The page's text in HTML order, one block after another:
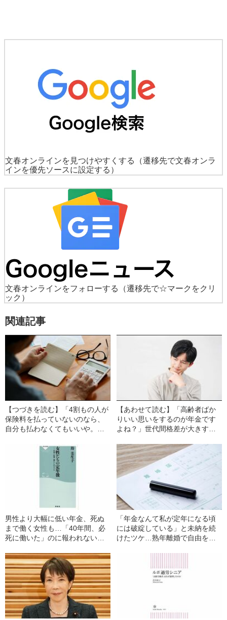
文春オンラインを見つけやすくする
（遷移先で文春オンラ
インを優先ソースに設定する）
文春オンラインをフォローする
（遷移先で☆マークをクリ
ック）
関連記事
【つづきを読む】「4割もの人が
保険料を払っていないのなら、
自分も払わなくてもいいや。何
いなかった人の悲しい末路
【あわせて読む】「高齢者ばか
りいい思いをするのが年金です
よね？」世代間格差が大きすぎ
男性より大幅に低い年金、死ぬ
まで働く女性も…「40年間、必
死に働いた」のに報われない女
酷な現実”
「年金なんて私が定年になる頃
には破綻している」と未納を続
けたツケ…熟年離婚で自由を手